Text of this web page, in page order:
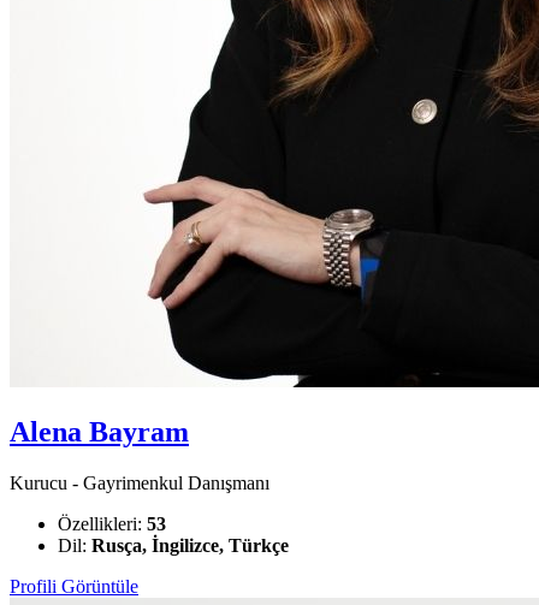
Alena Bayram
Kurucu - Gayrimenkul Danışmanı
Özellikleri: 53
Dil: Rusça, İngilizce, Türkçe
Profili Görüntüle